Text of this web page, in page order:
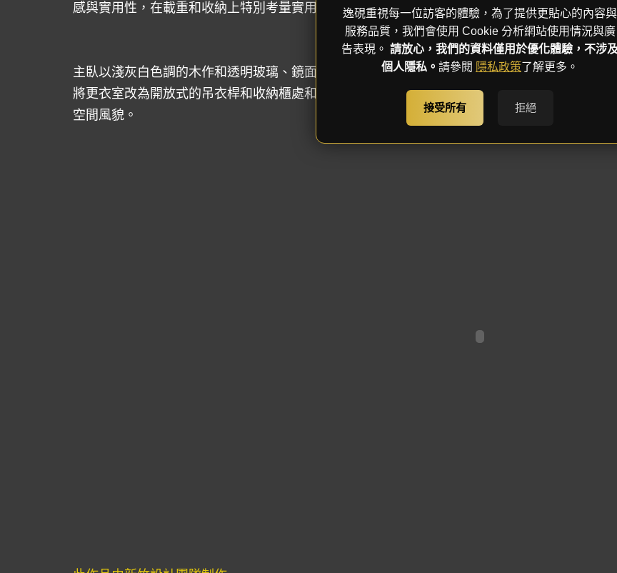
感與實用性，在載重和收納上特別考量實用性，皆為本案的獨特之處。
主臥以淺灰白色調的木作和透明玻璃、鏡面與床背灰色繃布，一同表達出溫柔心境，延續公領
將更衣室改為開放式的吊衣桿和收納櫃處和，以明亮大方的透視感加強空間的寬敞度。色彩上
空間風貌。
逸硯重視每一位訪客的體驗，為了提供更貼心的內容與
服務品質，我們會使用 Cookie 分析網站使用情況與廣
告表現。 請放心，我們的資料僅用於優化體驗，不涉
個人隱私。 請參閱 隱私政策了解更多。
接受所有 拒絕